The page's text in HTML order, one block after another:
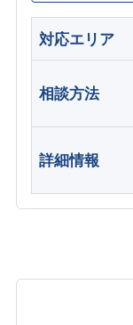
対応エリア
相談方法
詳細情報